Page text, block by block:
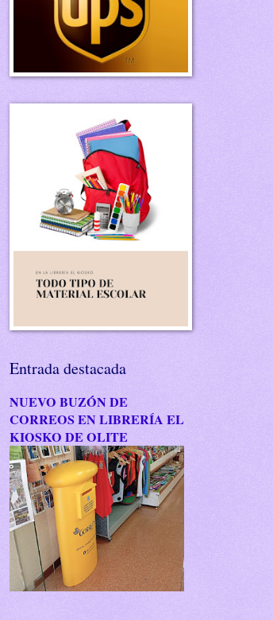
Entrada destacada
NUEVO BUZÓN DE
CORREOS EN LIBRERÍA EL
KIOSKO DE OLITE